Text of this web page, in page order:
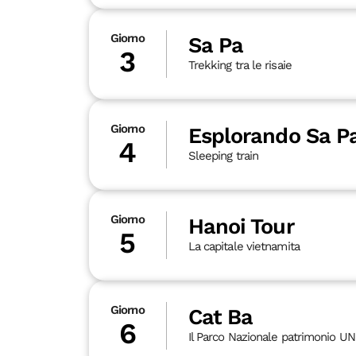
Giorno
3 Sa Pa
Trekking tra le risaie
Giorno
4 Esplorando Sa
Sleeping train
Giorno
5 Hanoi Tour
La capitale vietnamita
Giorno
6 Cat Ba
Il Parco Nazionale patrimonio